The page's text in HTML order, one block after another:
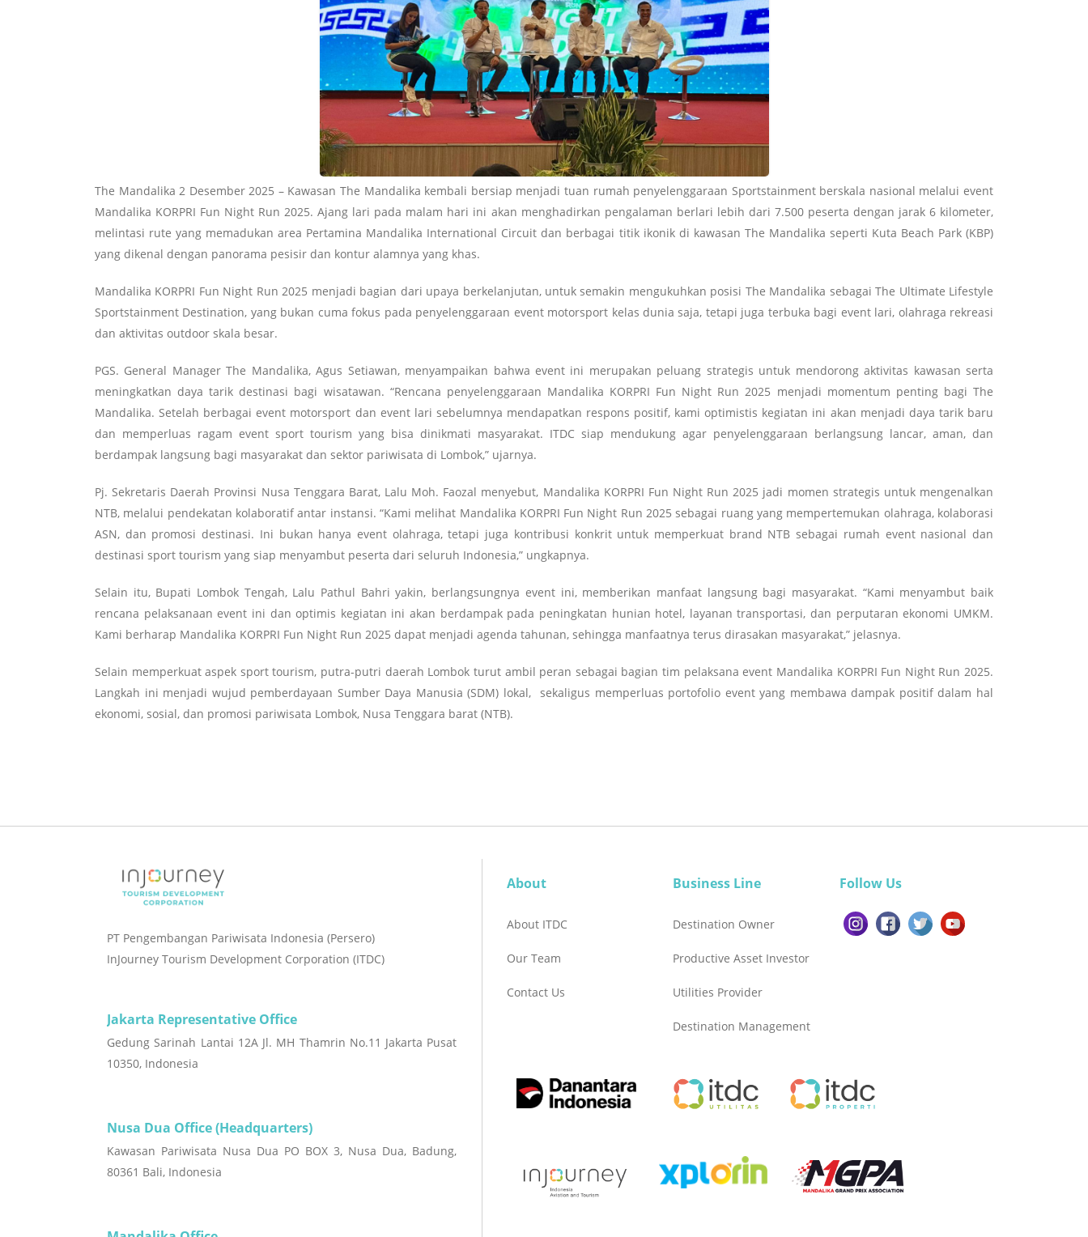
The Mandalika 2 Desember 2025 – Kawasan The Mandalika kembali bersiap menjadi tuan rumah penyelenggaraan Sportstainment berskala nasional melalui event
Mandalika KORPRI Fun Night Run 2025. Ajang lari pada malam hari ini akan menghadirkan pengalaman berlari lebih dari 7.500 peserta dengan jarak 6 kilometer,
melintasi rute yang memadukan area Pertamina Mandalika International Circuit dan berbagai titik ikonik di kawasan The Mandalika seperti Kuta Beach Park (KBP)
yang dikenal dengan panorama pesisir dan kontur alamnya yang khas.
Mandalika KORPRI Fun Night Run 2025 menjadi bagian dari upaya berkelanjutan, untuk semakin mengukuhkan posisi The Mandalika sebagai The Ultimate Lifestyle
Sportstainment Destination, yang bukan cuma fokus pada penyelenggaraan event motorsport kelas dunia saja, tetapi juga terbuka bagi event lari, olahraga rekreasi
dan aktivitas outdoor skala besar.
PGS. General Manager The Mandalika, Agus Setiawan, menyampaikan bahwa event ini merupakan peluang strategis untuk mendorong aktivitas kawasan serta
meningkatkan daya tarik destinasi bagi wisatawan. “Rencana penyelenggaraan Mandalika KORPRI Fun Night Run 2025 menjadi momentum penting bagi The
Mandalika. Setelah berbagai event motorsport dan event lari sebelumnya mendapatkan respons positif, kami optimistis kegiatan ini akan menjadi daya tarik baru
dan memperluas ragam event sport tourism yang bisa dinikmati masyarakat. ITDC siap mendukung agar penyelenggaraan berlangsung lancar, aman, dan
berdampak langsung bagi masyarakat dan sektor pariwisata di Lombok,” ujarnya.
Pj. Sekretaris Daerah Provinsi Nusa Tenggara Barat, Lalu Moh. Faozal menyebut, Mandalika KORPRI Fun Night Run 2025 jadi momen strategis untuk mengenalkan
NTB, melalui pendekatan kolaboratif antar instansi. “Kami melihat Mandalika KORPRI Fun Night Run 2025 sebagai ruang yang mempertemukan olahraga, kolaborasi
ASN, dan promosi destinasi. Ini bukan hanya event olahraga, tetapi juga kontribusi konkrit untuk memperkuat brand NTB sebagai rumah event nasional dan
destinasi sport tourism yang siap menyambut peserta dari seluruh Indonesia,” ungkapnya.
Selain itu, Bupati Lombok Tengah, Lalu Pathul Bahri yakin, berlangsungnya event ini, memberikan manfaat langsung bagi masyarakat. “Kami menyambut baik
rencana pelaksanaan event ini dan optimis kegiatan ini akan berdampak pada peningkatan hunian hotel, layanan transportasi, dan perputaran ekonomi UMKM.
Kami berharap Mandalika KORPRI Fun Night Run 2025 dapat menjadi agenda tahunan, sehingga manfaatnya terus dirasakan masyarakat,” jelasnya.
Selain memperkuat aspek sport tourism, putra-putri daerah Lombok turut ambil peran sebagai bagian tim pelaksana event Mandalika KORPRI Fun Night Run 2025.
Langkah ini menjadi wujud pemberdayaan Sumber Daya Manusia (SDM) lokal, sekaligus memperluas portofolio event yang membawa dampak positif dalam hal
ekonomi, sosial, dan promosi pariwisata Lombok, Nusa Tenggara barat (NTB).
PT Pengembangan Pariwisata Indonesia (Persero)
InJourney Tourism Development Corporation (ITDC)
Jakarta Representative Office
Gedung Sarinah Lantai 12A Jl. MH Thamrin No.11 Jakarta Pusat
10350, Indonesia
Nusa Dua Office (Headquarters)
Kawasan Pariwisata Nusa Dua PO BOX 3, Nusa Dua, Badung,
80361 Bali, Indonesia
About
About ITDC
Our Team
Contact Us
Business Line
Destination Owner
Productive Asset Investor
Utilities Provider
Destination Management
Follow Us